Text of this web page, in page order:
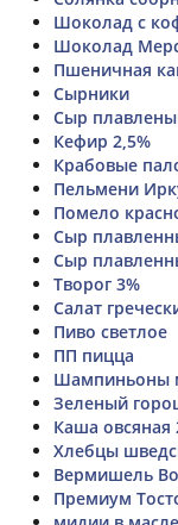
Шоколад с
Шоколад
Пшеничная
Сырники
Сыр
Кефир 2,5%
Крабовые
Пельмени
Помело
Сыр
Сыр
Творог 3%
Салат
Пиво светлое
ПП пицца
Шампиньоны
Зеленый
Каша овсяная
Хлебцы
Вермишель
Премиум